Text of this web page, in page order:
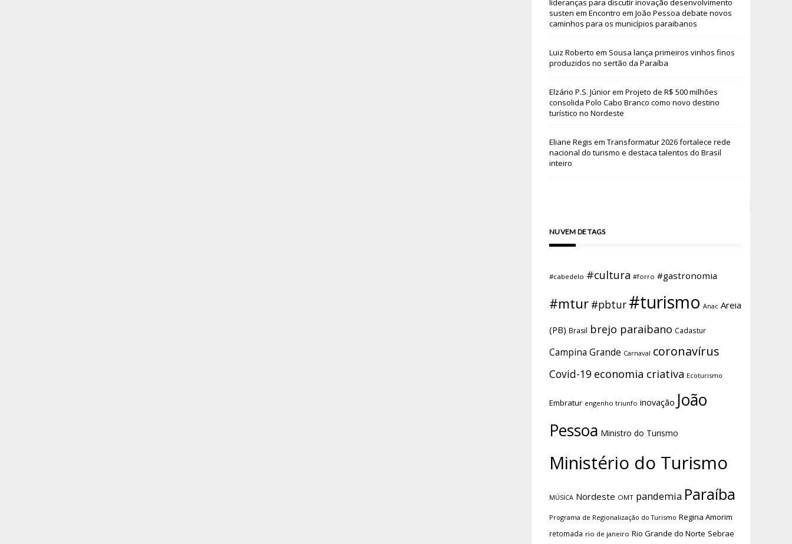
lideranças para discutir inovação desenvolvimento
susten em Encontro em João Pessoa debate novos
caminhos para os municípios paraibanos
Luiz Roberto em Sousa lança primeiros vinhos finos
produzidos no sertão da Paraíba
Elzário P.S. Júniorem Projeto de R$ 500 milhões
consolida Polo Cabo Branco como novo destino
turístico no Nordeste
Eliane Regis em Transformatur 2026 fortalece rede
nacional do turismo e destaca talentos do Brasil
inteiro
NUVEM DE TAGS
#cabedelo #cultura #forro #gastronomia
#mtur #pbtur #turismo Anac Areia
(PB) Brasil brejo paraibano Cadastur
Campina Grande Carnaval coronavírus
Covid-19 economia criativa Ecoturismo
Embratur engenho triunfo inovação João
Pessoa Ministro do Turismo
Ministério do Turismo
MÚSICA Nordeste OMT pandemia Paraíba
Programa de Regionalização do Turismo Regina Amorim
retomada rio de janeiro Rio Grande do Norte Sebrae